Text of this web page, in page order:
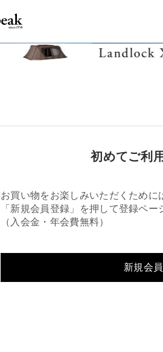
初めてご利
お買い物をお楽しみいただくために
「新規会員登録」を押して登録ペー
（入会金・年会費無料）
新規会